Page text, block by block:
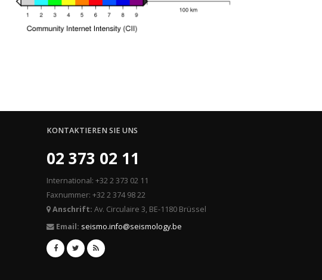
KONTAKTIEREN SIE UNS
02 373 02 11
International: +32 2 373 02 11
Faxnummer: +32 2 374 98 22
Anschrift: Av. Circulaire 3, BE-1180 Brüssel
Email: seismo.info@seismology.be